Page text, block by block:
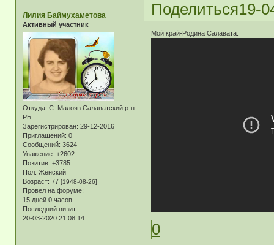
Поделиться19-
Лилия Баймухаметова
Активный участник
Откуда: С. Малояз Салаватский р-н
РБ
Зарегистрирован: 29-12-2016
Приглашений: 0
Сообщений: 3624
Уважение: +2602
Позитив: +3785
Пол: Женский
Возраст: 77 [1948-08-26]
Провел на форуме:
15 дней 0 часов
Последний визит:
20-03-2020 21:08:14
Мой край-Родина Салавата.
0